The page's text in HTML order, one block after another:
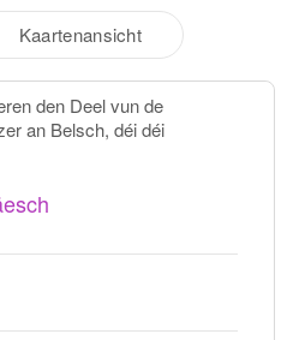
Kaartenansicht
den Deel vun de
an Belsch, déi déi